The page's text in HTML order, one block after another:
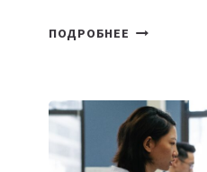
ПОДРОБНЕЕ
КОТОРЫЕ
РАЗВИВАЮТ